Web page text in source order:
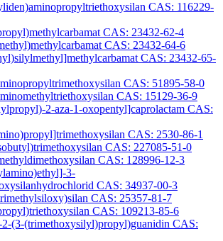
CAS: 116229-
CAS: 23432-62-4
CAS: 23432-64-6
CAS: 23432-65-
CAS: 51895-58-0
CAS: 15129-36-9
2-aza-1-oxopentyl]caprolactam CAS:
CAS: 2530-86-1
CAS: 227085-51-0
CAS: 128996-12-3
3-
CAS: 34937-00-3
CAS: 25357-81-7
CAS: 109213-85-6
2-(3-(trimethoxysilyl)propyl)guanidin CAS: